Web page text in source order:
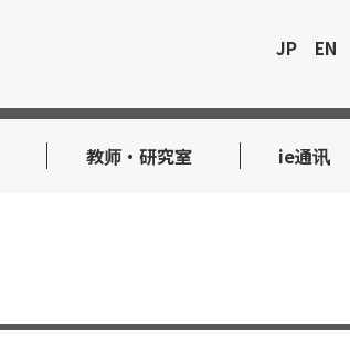
JP EN
教师・研究室 ie通讯